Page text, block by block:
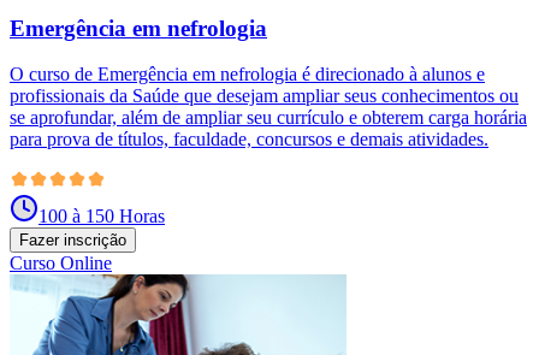
Emergência em nefrologia
O curso de Emergência em nefrologia é direcionado à alunos e
profissionais da Saúde que desejam ampliar seus conhecimentos ou
se aprofundar, além de ampliar seu currículo e obterem carga horária
para prova de títulos, faculdade, concursos e demais atividades.
100 à 150 Horas
Fazer inscrição
Curso Online